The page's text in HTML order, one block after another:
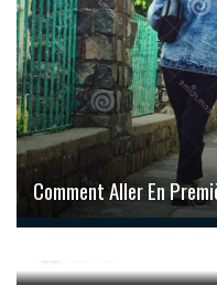
Comment Aller En
Répartiteur De Frais